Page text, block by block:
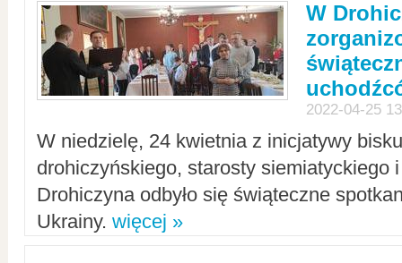
W
2022-04-25
W niedzielę, 24 kwietnia z inicjatywy
drohiczyńskiego, starosty siemiatyckiego
Drohiczyna odbyło się świąteczne
Ukrainy. więcej »